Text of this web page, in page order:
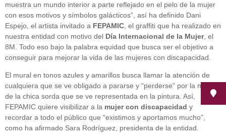
muestra un mundo interior a parte reflejado en el pelo de la mujer
con esos motivos y símbolos galácticos”, así ha definido Dani
Espejo, el artista invitado a FEPAMIC , el graffiti que ha realizado en
nuestra entidad con motivo del Día Internacional de la Mujer, el
8M. Todo eso bajo la palabra equidad que busca ser el objetivo a
conseguir para mejorar la vida de las mujeres con discapacidad.
El mural en tonos azules y amarillos busca llamar la atención de
cualquiera que se ve obligado a pararse y “perderse” por la melena
de la chica sorda que se ve representada en la pintura. Así,
FEPAMIC quiere visibilizar a la mujer con discapacidad y
recordar a todo el público que “existimos y aportamos mucho”,
como ha afirmado Sara Rodríguez, presidenta de la entidad.